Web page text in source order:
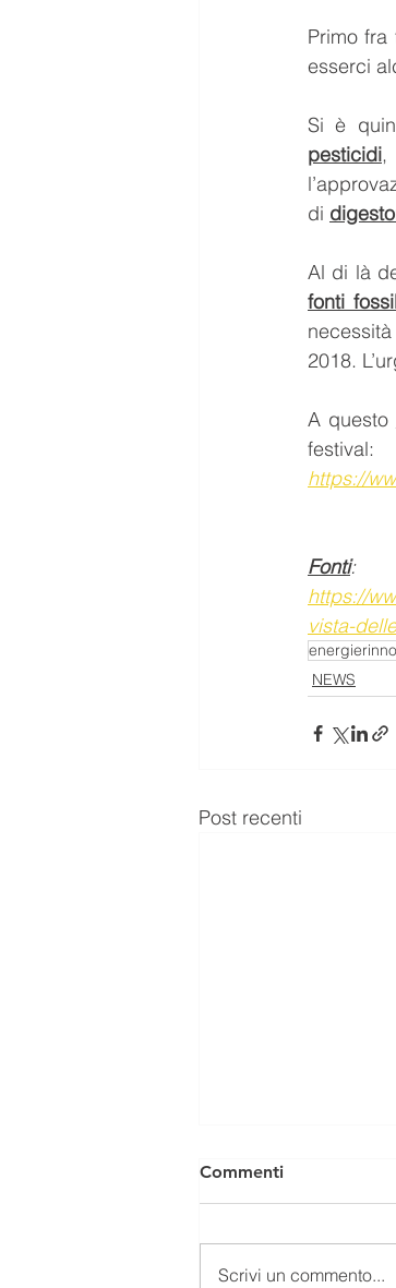
Primo
esserci
Si è
pesticidi,
di
Al di là
fonti
2018.
A questo
festival:
https://
Fonti:
https://
vista-
NEWS
Post recenti
Commenti
Scrivi un commento...